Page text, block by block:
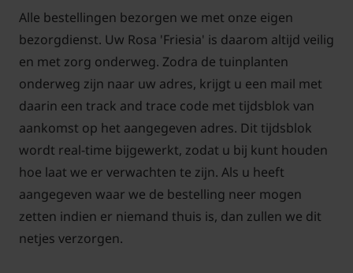
onderhouden
Onderhoud van rozen lijkt moeilijk maar is het zeker
niet. Iedereen kan elk jaar weer genieten van mooie
gezonde planten die de hele zomer de meest
prachtige bloemen geven. Om u hierbij te helpen,
hebben we op Tuinplantenwinkel.nl een artikel
geschreven met tips over het onderhoud en snoeien
van struikrozen. Met behulp van foto's en
pictogrammen leggen we het snoeien en
onderhoud duidelijk uit. Als u deze tips opvolgt, kunt
u jaren genieten van uw nieuwe aanwinst!
Alle bestellingen bezorgen we met onze eigen
bezorgdienst. Uw Rosa 'Friesia' is daarom altijd veilig
en met zorg onderweg. Zodra de tuinplanten
onderweg zijn naar uw adres, krijgt u een mail met
daarin een track and trace code met tijdsblok van
aankomst op het aangegeven adres. Dit tijdsblok
wordt real-time bijgewerkt, zodat u bij kunt houden
hoe laat we er verwachten te zijn. Als u heeft
aangegeven waar we de bestelling neer mogen
zetten indien er niemand thuis is, dan zullen we dit
netjes verzorgen.